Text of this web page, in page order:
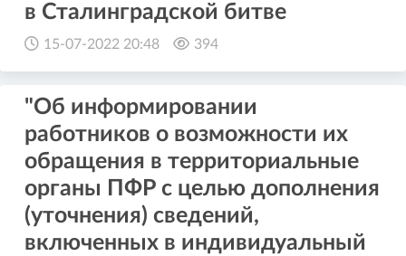
в Сталинградской битве
15-07-2022 20:48 394
"Об информировании
работников о возможности их
обращения в территориальные
органы ПФР с целью дополнения
(уточнения) сведений,
включенных в индивидуальный